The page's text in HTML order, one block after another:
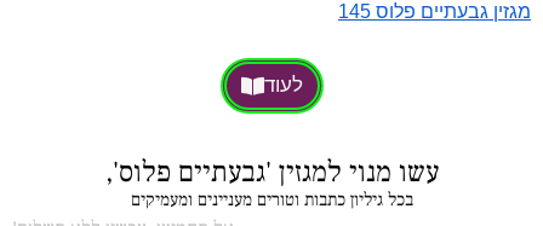
מגזין גבעתיים פלוס 145
לעוד
עשו מנוי למגזין 'גבעתיים פלוס',
בכל גיליון כתבות וטורים מעניינים ומעמיקים